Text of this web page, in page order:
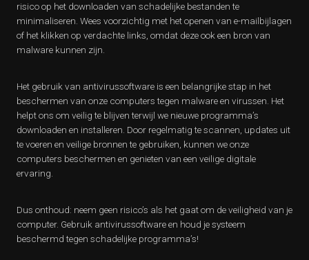
risico op het downloaden van schadelijke bestanden te
minimaliseren. Wees voorzichtig met het openen van e-mailbijlagen
of het klikken op verdachte links, omdat deze ook een bron van
malware kunnen zijn.
Het gebruik van antivirussoftware is een belangrijke stap in het
beschermen van onze computers tegen malware en virussen. Het
helpt ons om veilig te blijven terwijl we nieuwe programma’s
downloaden en installeren. Door regelmatig te scannen, updates uit
te voeren en veilige bronnen te gebruiken, kunnen we onze
computers beschermen en genieten van een veilige digitale
ervaring.
Dus onthoud: neem geen risico’s als het gaat om de veiligheid van je
computer. Gebruik antivirussoftware en houd je systeem
beschermd tegen schadelijke programma’s!